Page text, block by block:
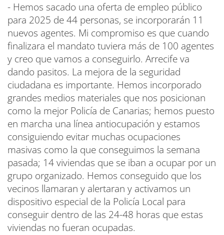
- Hemos sacado una oferta de empleo público
para 2025 de 44 personas, se incorporarán 11
nuevos agentes. Mi compromiso es que cuando
finalizara el mandato tuviera más de 100 agentes
y creo que vamos a conseguirlo. Arrecife va
dando pasitos. La mejora de la seguridad
ciudadana es importante. Hemos incorporado
grandes medios materiales que nos posicionan
como la mejor Policía de Canarias; hemos puesto
en marcha una línea antiocupación y estamos
consiguiendo evitar muchas ocupaciones
masivas como la que conseguimos la semana
pasada; 14 viviendas que se iban a ocupar por un
grupo organizado. Hemos conseguido que los
vecinos llamaran y alertaran y activamos un
dispositivo especial de la Policía Local para
conseguir dentro de las 24-48 horas que estas
viviendas no fueran ocupadas.